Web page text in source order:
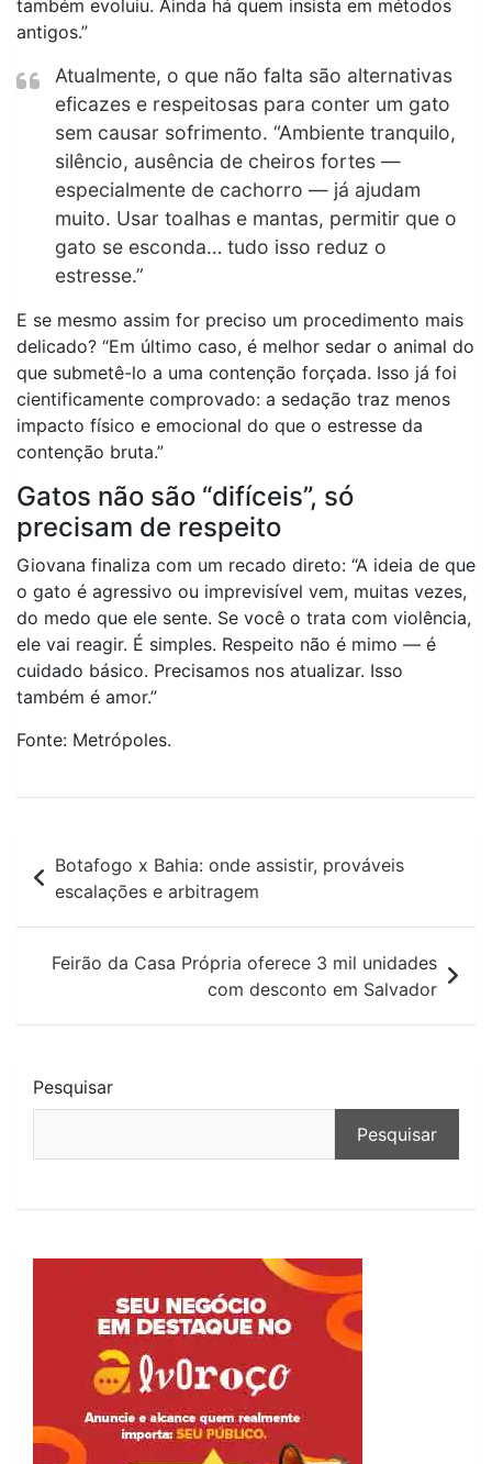
também evoluiu. Ainda há quem insista em métodos
antigos.”
Atualmente, o que não falta são alternativas
eficazes e respeitosas para conter um gato
sem causar sofrimento. “Ambiente tranquilo,
silêncio, ausência de cheiros fortes —
especialmente de cachorro — já ajudam
muito. Usar toalhas e mantas, permitir que o
gato se esconda… tudo isso reduz o
estresse.”
E se mesmo assim for preciso um procedimento mais
delicado? “Em último caso, é melhor sedar o animal do
que submetê-lo a uma contenção forçada. Isso já foi
cientificamente comprovado: a sedação traz menos
impacto físico e emocional do que o estresse da
contenção bruta.”
Gatos não são “difíceis”, só
precisam de respeito
Giovana finaliza com um recado direto: “A ideia de que
o gato é agressivo ou imprevisível vem, muitas vezes,
do medo que ele sente. Se você o trata com violência,
ele vai reagir. É simples. Respeito não é mimo — é
cuidado básico. Precisamos nos atualizar. Isso
também é amor.”
Fonte: Metrópoles.
Navegação
de
Post
Botafogo x Bahia: onde assistir, prováveis
escalações e arbitragem
Feirão da Casa Própria oferece 3 mil unidades
com desconto em Salvador
Pesquisar
Pesquisar